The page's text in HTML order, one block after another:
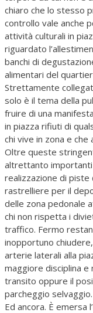
chiaro che lo stesso
controllo vale anche
attività culturali in
riguardato
banchi di
alimentari del
Strettamente
solo è il tema della
fruire di una
in piazza rifiuti di
chi vive in zona e
Oltre queste
altrettanto importanti
realizzazione di piste
rastrelliere per il
delle zona pedonale
chi non rispetta i
traffico. Fermo
inopportuno
arterie laterali alla
maggiore disciplina
transito oppure il
parcheggio selvaggio.
Ed ancora. È emersa